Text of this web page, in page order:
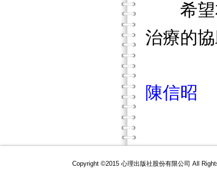
希望本
治療的
陳信昭
Copyright ©2015 心理出版社股份有限公司 All